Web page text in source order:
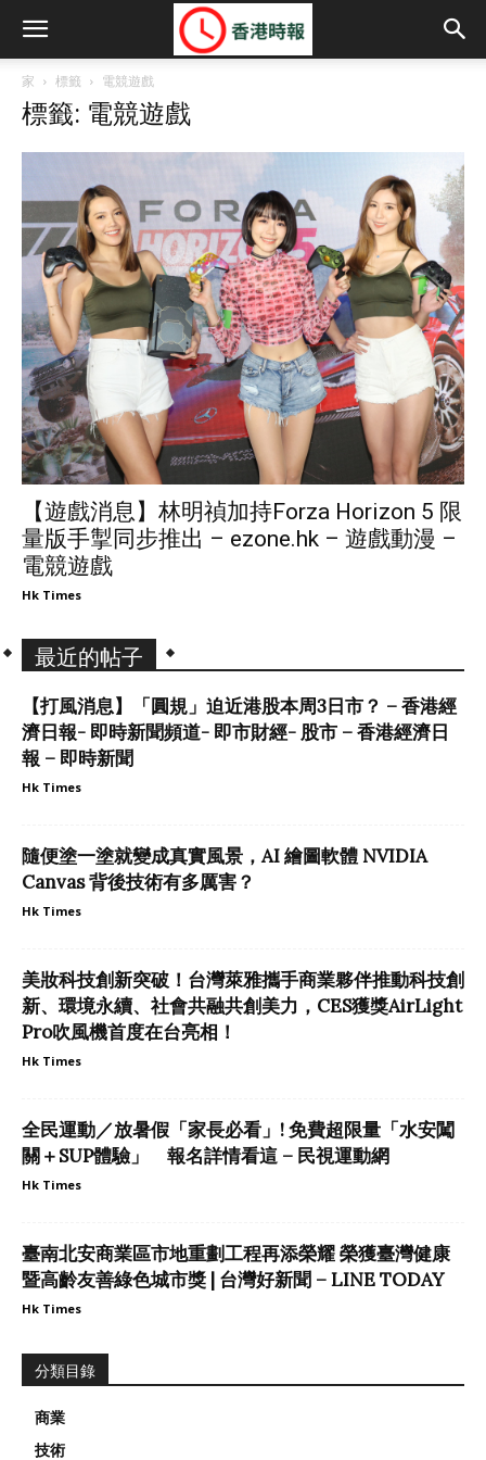
家 標籤 電競遊戲
標籤: 電競遊戲
【遊戲消息】林明禎加持Forza Horizon 5 限
量版手掣同步推出 – ezone.hk – 遊戲動漫 –
電競遊戲
Hk Times
最近的帖子
【打風消息】「圓規」迫近港股本周3日市？ – 香港經
濟日報- 即時新聞頻道- 即市財經- 股市 – 香港經濟日
報 – 即時新聞
Hk Times
隨便塗一塗就變成真實風景，AI 繪圖軟體 NVIDIA
Canvas 背後技術有多厲害？
Hk Times
美妝科技創新突破！台灣萊雅攜手商業夥伴推動科技創
新、環境永續、社會共融共創美力，CES獲獎AirLight
Pro吹風機首度在台亮相！
Hk Times
全民運動／放暑假「家長必看」! 免費超限量「水安闖
關＋SUP體驗」 報名詳情看這 – 民視運動網
Hk Times
臺南北安商業區市地重劃工程再添榮耀 榮獲臺灣健康
暨高齡友善綠色城市獎 | 台灣好新聞 – LINE TODAY
Hk Times
分類目錄
商業
技術